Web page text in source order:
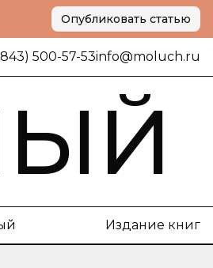
Опубликовать статью
500-57-53info@moluch.ru
Издание книг